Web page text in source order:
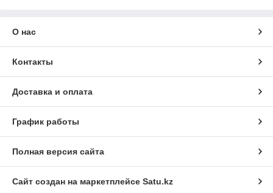
О нас
Контакты
Доставка и оплата
График работы
Полная версия сайта
Сайт создан на маркетплейсе Satu.kz